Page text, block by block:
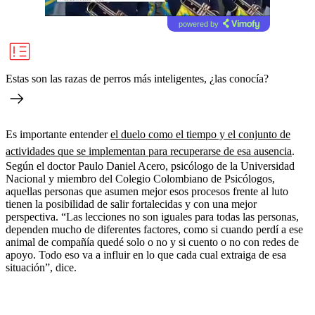
powered by
Estas son las razas de perros más inteligentes, ¿las conocía?
Es importante entenderel duelo como el tiempo y el conjunto de
actividades que se implementan para recuperarse de esa ausencia.
Según el doctor Paulo Daniel Acero, psicólogo de la Universidad
Nacional y miembro del Colegio Colombiano de Psicólogos,
aquellas personas que asumen mejor esos procesos frente al luto
tienen la posibilidad de salir fortalecidas y con una mejor
perspectiva. “Las lecciones no son iguales para todas las personas,
dependen mucho de diferentes factores, como si cuando perdí a ese
animal de compañía quedé solo o no y si cuento o no con redes de
apoyo. Todo eso va a influir en lo que cada cual extraiga de esa
situación”, dice.